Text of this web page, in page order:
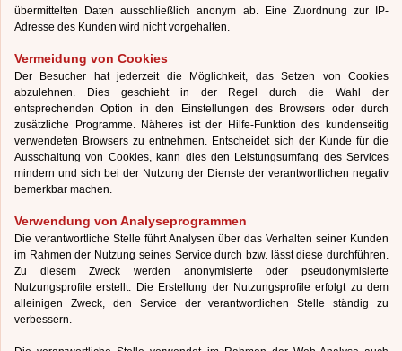
übermittelten Daten ausschließlich anonym ab. Eine Zuordnung zur IP-
Adresse des Kunden wird nicht vorgehalten.
Vermeidung von Cookies
Der Besucher hat jederzeit die Möglichkeit, das Setzen von Cookies
abzulehnen. Dies geschieht in der Regel durch die Wahl der
entsprechenden Option in den Einstellungen des Browsers oder durch
zusätzliche Programme. Näheres ist der Hilfe-Funktion des kundenseitig
verwendeten Browsers zu entnehmen. Entscheidet sich der Kunde für die
Ausschaltung von Cookies, kann dies den Leistungsumfang des Services
mindern und sich bei der Nutzung der Dienste der verantwortlichen negativ
bemerkbar machen.
Verwendung von Analyseprogrammen
Die verantwortliche Stelle führt Analysen über das Verhalten seiner Kunden
im Rahmen der Nutzung seines Service durch bzw. lässt diese durchführen.
Zu diesem Zweck werden anonymisierte oder pseudonymisierte
Nutzungsprofile erstellt. Die Erstellung der Nutzungsprofile erfolgt zu dem
alleinigen Zweck, den Service der verantwortlichen Stelle ständig zu
verbessern.